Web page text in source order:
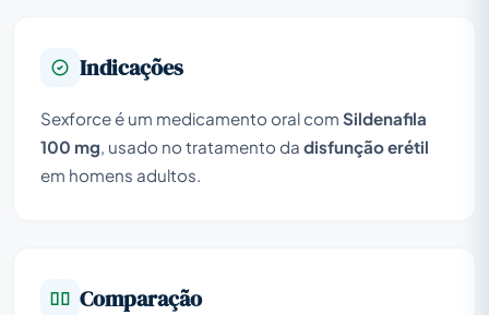
Indicações
Sexforce é um medicamento oral com Sildenafila
100 mg , usado no tratamento da disfunção erétil
em homens adultos.
Comparação